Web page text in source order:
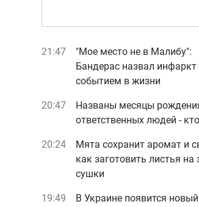
21:47
"Мое место не в Малибу":
Бандерас назвал
событием в жизни
20:47
Названы месяцы
ответственных людей -
20:24
Мята сохранит аромат и
как заготовить листья на
сушки
19:49 В Украине появится новый